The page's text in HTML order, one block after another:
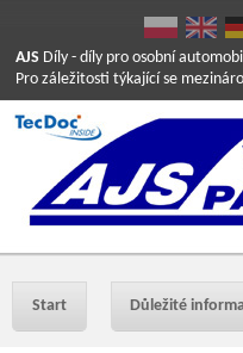
AJS Díly - díly pro osobní
Pro záležitosti týkající se
Start Důležité